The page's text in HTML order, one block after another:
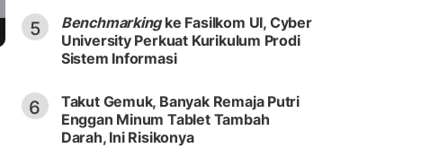
5 Benchmarkingke Fasilkom UI, Cyber
University Perkuat Kurikulum Prodi
Sistem Informasi
6
Takut Gemuk, Banyak Remaja Putri
Enggan Minum Tablet Tambah
Darah, Ini Risikonya